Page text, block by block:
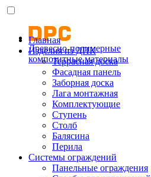
Древесно-полимерные
композитные материалы
Главная
Изделия из ДПК
Террасная доска
Фасадная панель
Заборная доска
Лага монтажная
Комплектующие
Ступень
Столб
Балясина
Перила
Системы ограждений
Панельные ограждения